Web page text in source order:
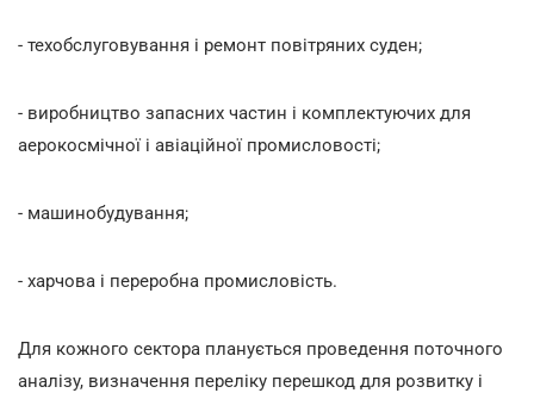
- техобслуговування і ремонт повітряних суден;
- виробництво запасних частин і комплектуючих для
аерокосмічної і авіаційної промисловості;
- машинобудування;
- харчова і переробна промисловість.
Для кожного сектора планується проведення поточного
аналізу, визначення переліку перешкод для розвитку і